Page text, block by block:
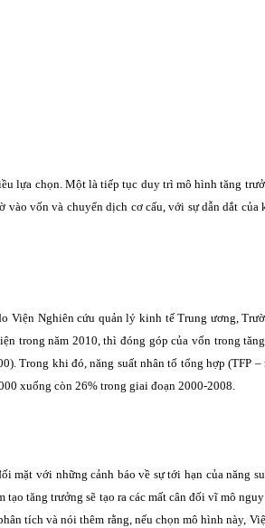
lựa chọn. Một là tiếp tục duy trì mô hình tăng
vào vốn và chuyển dịch cơ cấu, với sự dẫn dắt
Viện Nghiên cứu quản lý kinh tế Trung ương,
trong năm 2010, thì đóng góp của vốn trong
Trong khi đó, năng suất nhân tố tổng hợp (TFP
xuống còn 26% trong giai đoạn 2000-2008.
mặt với những cảnh báo về sự tới hạn của năng
tăng trưởng sẽ tạo ra các mất cân đối vĩ mô
tích và nói thêm rằng, nếu chọn mô hình này,